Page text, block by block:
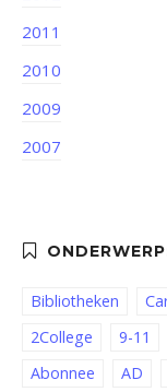
2011
2010
2009
2007
Bibliotheken
2College
9-11
Abonnee
AD